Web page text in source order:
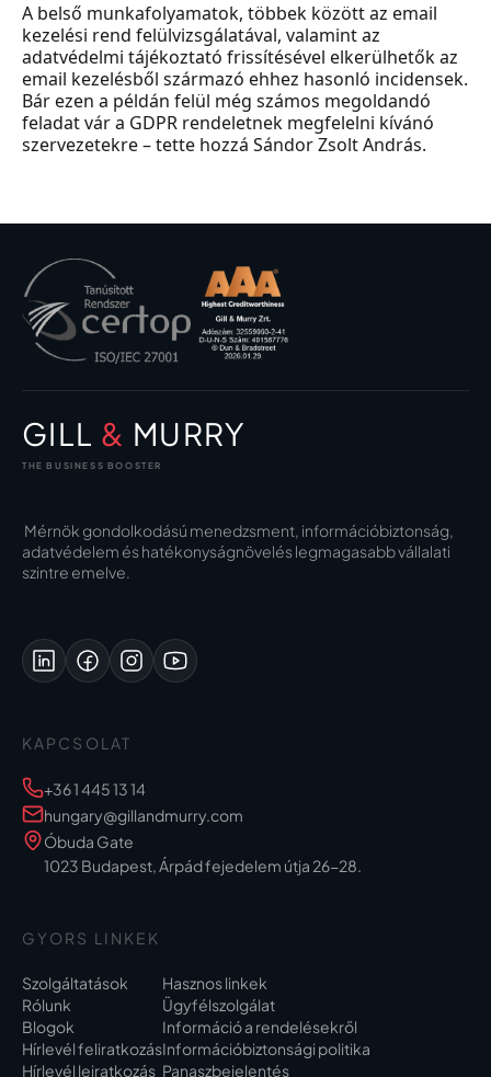
A belső munkafolyamatok, többek között az email
kezelési rend felülvizsgálatával, valamint az
adatvédelmi tájékoztató frissítésével elkerülhetők az
email kezelésből származó ehhez hasonló incidensek.
Bár ezen a példán felül még számos megoldandó
feladat vár a GDPR rendeletnek megfelelni kívánó
szervezetekre – tette hozzá Sándor Zsolt András.
GILL & MURRY
THE BUSINESS BOOSTER
Mérnök gondolkodású menedzsment, információbiztonság,
adatvédelem és hatékonyságnövelés legmagasabb vállalati
szintre emelve.
KAPCSOLAT
+36 1 445 13 14
hungary@gillandmurry.com
Óbuda Gate
1023 Budapest, Árpád fejedelem útja 26-28.
GYORS LINKEK
Szolgáltatások
Rólunk
Blogok
Hírlevél feliratkozás
Hírlevél leiratkozás
Hasznos linkek
Ügyfélszolgálat
Információ a rendelésekről
Információbiztonsági politika
Panaszbejelentés